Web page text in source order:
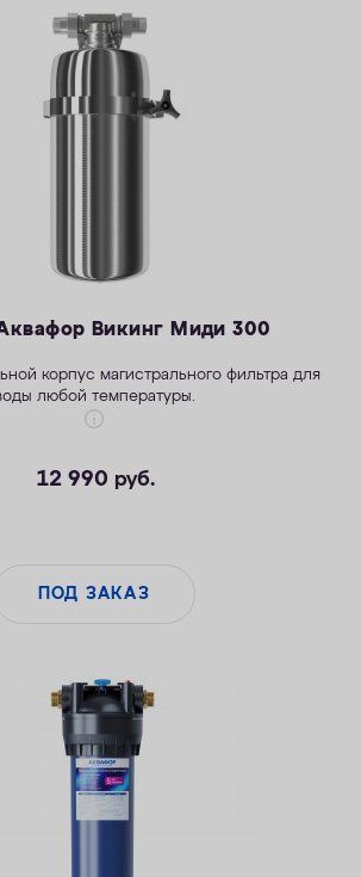
Викинг Миди 300
корпус магистрального фильтра для
любой температуры.
12 990 руб.
ПОД ЗАКАЗ